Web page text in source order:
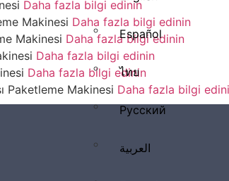
Español
ไทย
Русский
العربية
Daha fazla bilgi edinin
Makinesi Daha fazla bilgi edinin
Makinesi Daha fazla bilgi edinin
Daha fazla bilgi edinin
Daha fazla bilgi edinin
Paketleme Makinesi Daha fazla bilgi